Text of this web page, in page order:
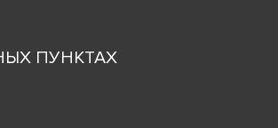
ПУНКТАХ